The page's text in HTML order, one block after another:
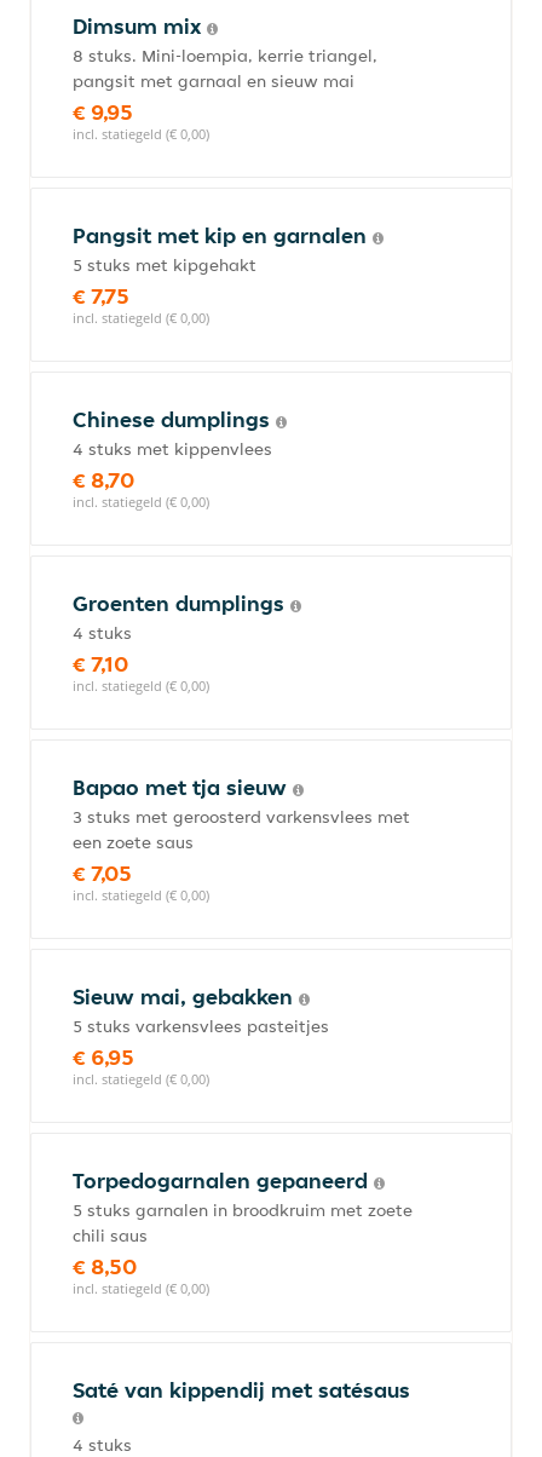
Dimsum mix
8 stuks. Mini-loempia, kerrie triangel,
pangsit met garnaal en sieuw mai
€ 9,95
incl. statiegeld (€ 0,00)
Pangsit met kip en garnalen
5 stuks met kipgehakt
€ 7,75
incl. statiegeld (€ 0,00)
Chinese dumplings
4 stuks met kippenvlees
€ 8,70
incl. statiegeld (€ 0,00)
Groenten dumplings
4 stuks
€ 7,10
incl. statiegeld (€ 0,00)
Bapao met tja sieuw
3 stuks met geroosterd varkensvlees met
een zoete saus
€ 7,05
incl. statiegeld (€ 0,00)
Sieuw mai, gebakken
5 stuks varkensvlees pasteitjes
€ 6,95
incl. statiegeld (€ 0,00)
Torpedogarnalen gepaneerd
5 stuks garnalen in broodkruim met zoete
chili saus
€ 8,50
incl. statiegeld (€ 0,00)
Saté van kippendij met satésaus
4 stuks